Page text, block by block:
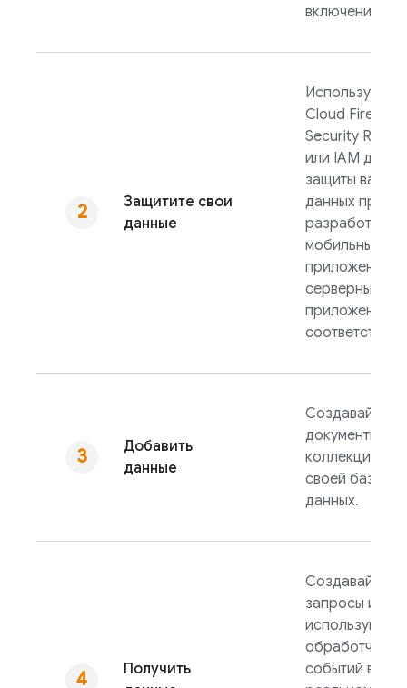
включения.
Защитите свои
данные
Используйте
Cloud
Security Rules
или IAM для
защиты ваших
данных при
разработке
мобильных/
приложений и
серверных
приложений
Добавить
данные
Создавайте
документы и
коллекции в
своей базе
данных.
Получить
Создавайте
запросы или
используйте
обработчики
событий в